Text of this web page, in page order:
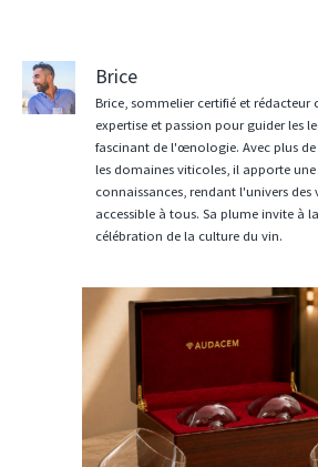
Brice
Brice, sommelier certifié et
expertise et passion pour guider les
fascinant de l'œnologie. Avec plus
les domaines viticoles, il apporte une
connaissances, rendant l'univers des
accessible à tous. Sa plume invite à
célébration de la culture du vin.